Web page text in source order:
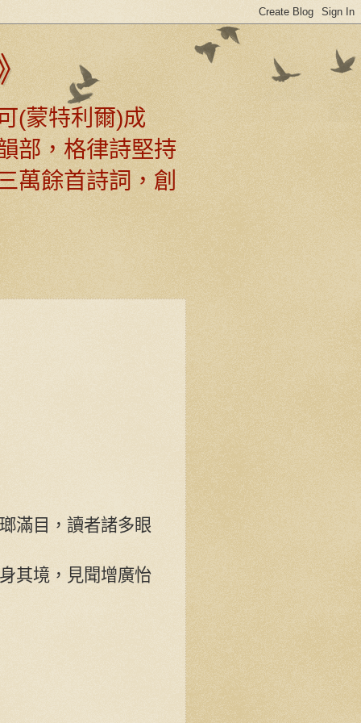
(蒙特利爾)成
部，格律詩堅持
萬餘首詩詞，創
滿目，讀者諸多眼
其境，見聞增廣怡